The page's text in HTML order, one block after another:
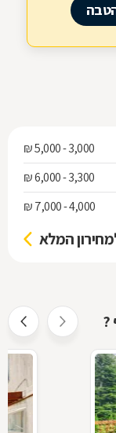
3,000 - 5,000 ₪
3,300 - 6,000 ₪
4,000 - 7,000 ₪
המלא
?